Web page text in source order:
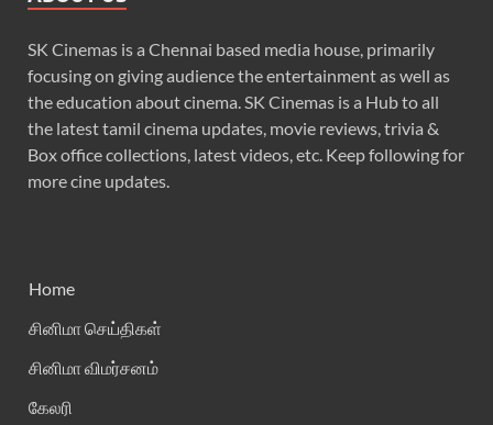
SK Cinemas is a Chennai based media house, primarily
focusing on giving audience the entertainment as well as
the education about cinema. SK Cinemas is a Hub to all
the latest tamil cinema updates, movie reviews, trivia &
Box office collections, latest videos, etc. Keep following for
more cine updates.
Home
சினிமா செய்திகள்
சினிமா விமர்சனம்
கேலரி